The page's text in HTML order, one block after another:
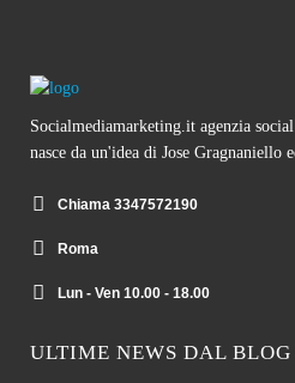
Socialmediamarketing.it agenzia
nasce da un'idea di Jose Gragnaniello
Chiama 3347572190
Roma
Lun - Ven 10.00 - 18.00
ULTIME NEWS DAL BLOG